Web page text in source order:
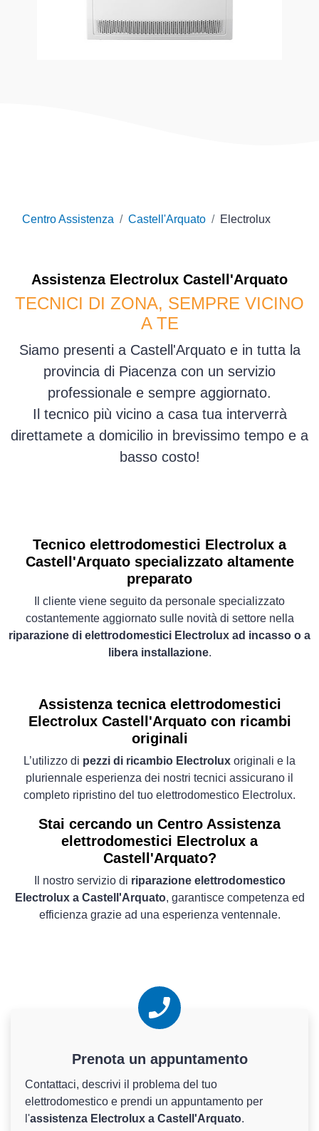
Centro Assistenza Castell'Arquato Electrolux
Assistenza Electrolux Castell'Arquato
TECNICI DI ZONA, SEMPRE VICINO
A TE
Siamo presenti a Castell'Arquato e in tutta la
provincia di Piacenza con un servizio
professionale e sempre aggiornato.
Il tecnico più vicino a casa tua interverrà
direttamete a domicilio in brevissimo tempo e a
basso costo!
Tecnico elettrodomestici Electrolux a
Castell'Arquato specializzato altamente
preparato
Il cliente viene seguito da personale specializzato
costantemente aggiornato sulle novità di settore nella
riparazione di elettrodomestici Electrolux ad incasso o a
libera installazione.
Assistenza tecnica elettrodomestici
Electrolux Castell'Arquato con ricambi
originali
L’utilizzo di pezzi di ricambio Electrolux originali e la
pluriennale esperienza dei nostri tecnici assicurano il
completo ripristino del tuo elettrodomestico Electrolux.
Stai cercando un Centro Assistenza
elettrodomestici Electrolux a
Castell'Arquato?
Il nostro servizio di riparazione elettrodomestico
Electrolux a Castell'Arquato, garantisce competenza ed
efficienza grazie ad una esperienza ventennale.
Prenota un appuntamento
Contattaci, descrivi il problema del tuo
elettrodomestico e prendi un appuntamento per
l'assistenza Electrolux a Castell'Arquato.